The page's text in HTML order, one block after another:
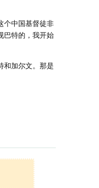
个中国基督徒非
巴特的，我开始
和加尔文。那是